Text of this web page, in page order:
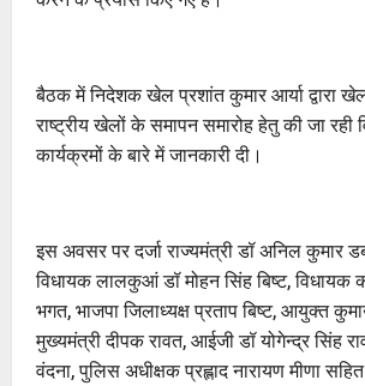
बैठक में निदेशक खेल प्रशांत कुमार आर्या द्वारा खेल
राष्ट्रीय खेलों के समापन समारोह हेतु की जा रही
कार्यक्रमों के बारे में जानकारी दी।
इस अवसर पर दर्जा राज्यमंत्री डॉ अनिल कुमार
विधायक लालकुआं डॉ मोहन सिंह बिष्ट, विधायक
भगत, भाजपा जिलाध्यक्ष प्रताप बिष्ट, आयुक्त
मुख्यमंत्री दीपक रावत, आईजी डॉ योगेन्द्र सिंह
वंदना, पुलिस अधीक्षक प्रह्लाद नारायण मीणा